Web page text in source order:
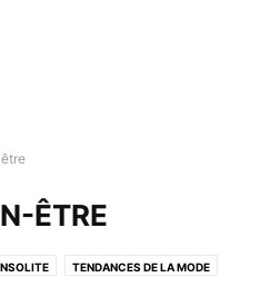
ÊTRE
TENDANCES DE LA MODE